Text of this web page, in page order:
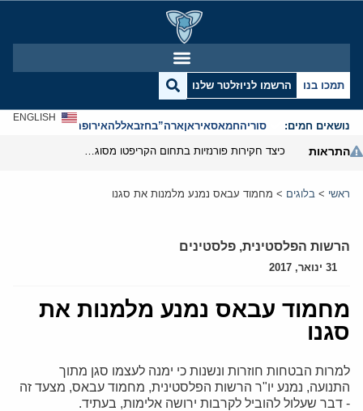
תמכו בנו הרשמו לניוזלטר שלנו
נושאים חמים: סוריהחמאסאיראןארה”בחזבאללהאירופהאנטישמיות
ENGLISH
התראות
ראשי > בלוגים > מחמוד עבאס נמנע מלמנות את סגנו
הרשות הפלסטינית, פלסטינים
31 ינואר, 2017
מחמוד עבאס נמנע מלמנות את
סגנו
למרות הבטחות חוזרות ונשנות כי ימנה לעצמו סגן מתוך
התנועה, נמנע יו"ר הרשות הפלסטינית, מחמוד עבאס, מצעד זה
- דבר שעלול להוביל לקרבות ירושה אלימות, בעתיד.